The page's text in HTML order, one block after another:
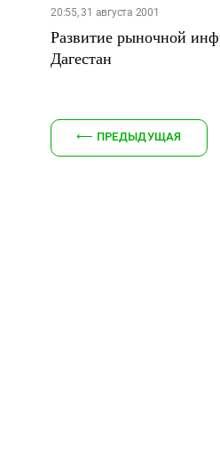
20:55, 31 августа 2001
Развитие рыночной
Дагестан
⟵ ПРЕДЫДУЩАЯ